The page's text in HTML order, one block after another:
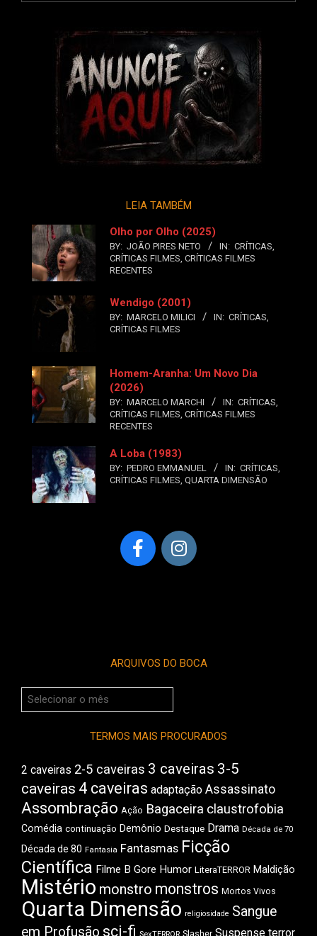
LEIA TAMBÉM
Olho por Olho (2025)
BY: JOÃO PIRES NETO IN: CRÍTICAS,
CRÍTICAS FILMES, CRÍTICAS FILMES
RECENTES
Wendigo (2001)
BY: MARCELO MILICI IN: CRÍTICAS,
CRÍTICAS FILMES
Homem-Aranha: Um Novo Dia
(2026)
BY: MARCELO MARCHI IN: CRÍTICAS,
CRÍTICAS FILMES, CRÍTICAS FILMES
RECENTES
A Loba (1983)
BY: PEDRO EMMANUEL IN: CRÍTICAS,
CRÍTICAS FILMES, QUARTA DIMENSÃO
ARQUIVOS DO BOCA
Arquivos
do
TERMOS MAIS PROCURADOS
2 caveiras 2-5 caveiras 3 caveiras 3-5
caveiras 4 caveiras adaptação Assassinato
Assombração Ação Bagaceira claustrofobia
Comédia continuação Demônio Destaque Drama Década de 70
Década de 80 Fantasia Fantasmas Ficção
Científica Filme B Gore Humor LiteraTERROR Maldição
Mistério monstro monstros Mortos Vivos
Quarta Dimensão religiosidade Sangue
em Profusão sci-fi Slasher Suspense terror